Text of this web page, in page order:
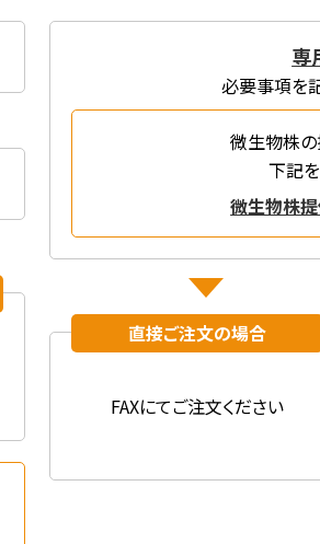
専
必要事項を
微生物株
下記
微生物株
直接ご注文の場合
FAXにてご注文ください